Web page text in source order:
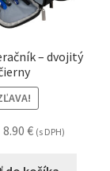
– dvojitý
8.90€ (s DPH)